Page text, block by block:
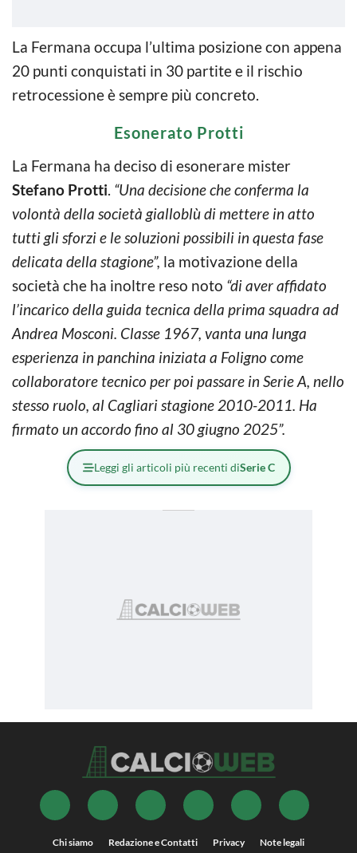
La Fermana occupa l’ultima posizione con appena
20 punti conquistati in 30 partite e il rischio
retrocessione è sempre più concreto.
Esonerato Protti
La Fermana ha deciso di esonerare mister
Stefano Protti. “Una decisione che conferma la
volontà della società gialloblù di mettere in atto
tutti gli sforzi e le soluzioni possibili in questa fase
delicata della stagione”, la motivazione della
società che ha inoltre reso noto “di aver affidato
l’incarico della guida tecnica della prima squadra ad
Andrea Mosconi. Classe 1967, vanta una lunga
esperienza in panchina iniziata a Foligno come
collaboratore tecnico per poi passare in Serie A, nello
stesso ruolo, al Cagliari stagione 2010-2011. Ha
firmato un accordo fino al 30 giugno 2025”.
Leggi gli articoli più recenti diSerie C
Chi siamo Redazione e Contatti Privacy Note legali